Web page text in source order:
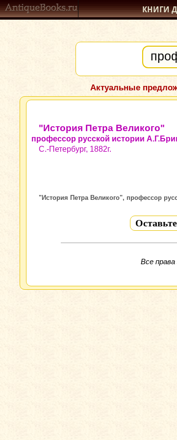
КНИГИ
Актуальные
"История Петра Великого"
профессор русской истории
С.-Петербург, 1882г.
"История Петра Великого", профессор
Все